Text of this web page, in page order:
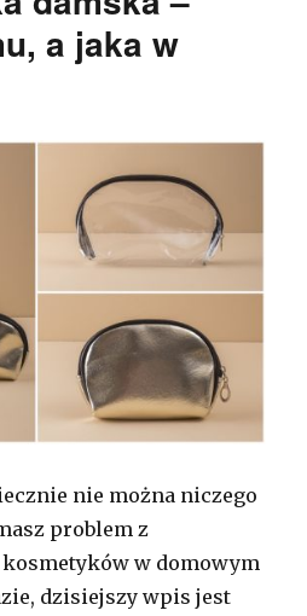
a jaka w
nie można niczego
problem z
w domowym
dzisiejszy wpis jest